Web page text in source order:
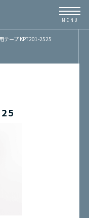
テープ KPT201-2525